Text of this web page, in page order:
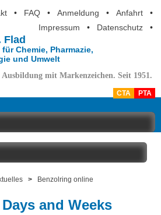
• FAQ • Anmeldung • Anfahrt
•
Impressum
• Datenschutz •
Flad
Chemie, Pharmazie,
und Umwelt
Ausbildung mit Markenzeichen. Seit 1951.
CTA PTA
> Benzolring online
and Weeks